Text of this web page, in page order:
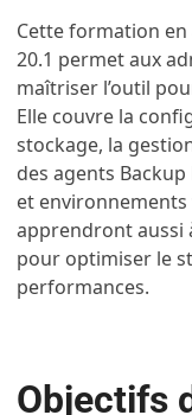
Cette formation en
20.1 permet aux
maîtriser l’outil
Elle couvre la
stockage, la
des agents
et
apprendront aussi
pour optimiser le
performances.
Objectifs